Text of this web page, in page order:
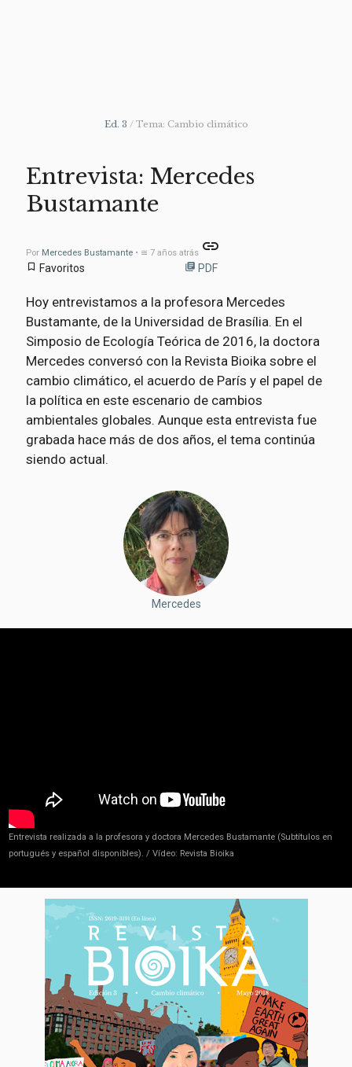
Ed. 3 / Tema: Cambio climático
Entrevista: Mercedes
Bustamante
Por Mercedes Bustamante• ≅ 7 años atrás link
bookmark_border Favoritos library_books PDF
Hoy entrevistamos a la profesora Mercedes
Bustamante, de la Universidad de Brasília. En el
Simposio de Ecología Teórica de 2016, la doctora
Mercedes conversó con la Revista Bioika sobre el
cambio climático, el acuerdo de París y el papel de
la política en este escenario de cambios
ambientales globales. Aunque esta entrevista fue
grabada hace más de dos años, el tema continúa
siendo actual.
Mercedes
Entrevista realizada a la profesora y doctora Mercedes Bustamante (Subtítulos en
portugués y español disponibles). / Vídeo: Revista Bioika